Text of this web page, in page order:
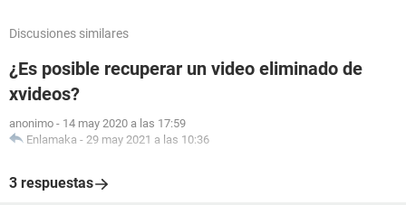
Discusiones similares
¿Es posible recuperar un video eliminado de
xvideos?
anonimo - 14 may 2020 a las 17:59
Enlamaka - 29 may 2021 a las 10:36
3 respuestas